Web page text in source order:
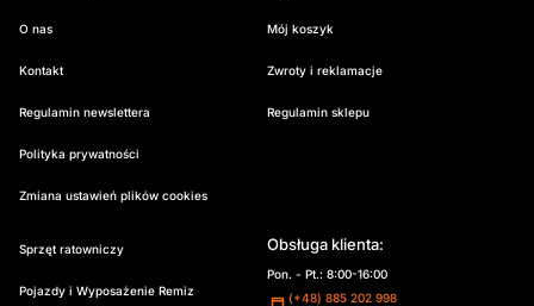
O nas
Kontakt
Regulamin newslettera
Polityka prywatności
Zmiana ustawień plików cookies
Mój koszyk
Zwroty i reklamacje
Regulamin sklepu
Sprzęt ratowniczy
Pojazdy i Wyposażenie Remiz
Obsługa klienta:
Pon. - Pt.: 8:00-16:00
(+48) 885 202 998